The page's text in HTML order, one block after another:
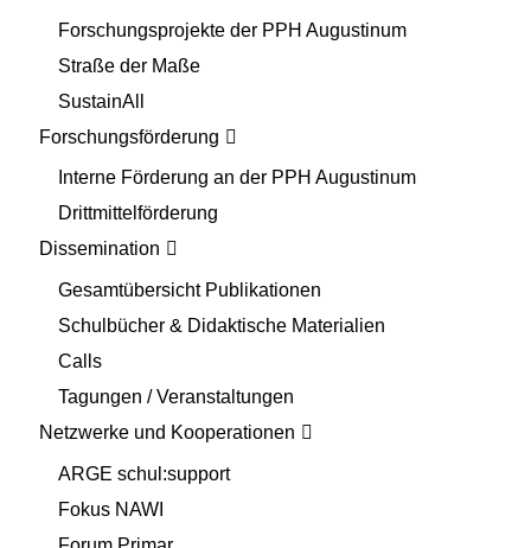
Forschungsprojekte der PPH Augustinum
Straße der Maße
SustainAll
Forschungsförderung
Interne Förderung an der PPH Augustinum
Drittmittelförderung
Dissemination
Gesamtübersicht Publikationen
Schulbücher & Didaktische Materialien
Calls
Tagungen / Veranstaltungen
Netzwerke und Kooperationen
ARGE schul:support
Fokus NAWI